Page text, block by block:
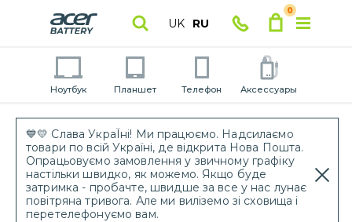
💙💛 Слава УкраЇні! Ми працюємо. Надсилаємо
товари по всій Україні, де відкрита Нова Пошта.
Опрацьовуємо замовлення у звичному графіку
настільки швидко, як можемо. Якщо буде
затримка - пробачте, швидше за все у нас лунає
повітряна тривога. Але ми виліземо зі сховища і
перетелефонуємо вам.
UK RU
0
Ноутбук Планшет Телефон Аксессуары